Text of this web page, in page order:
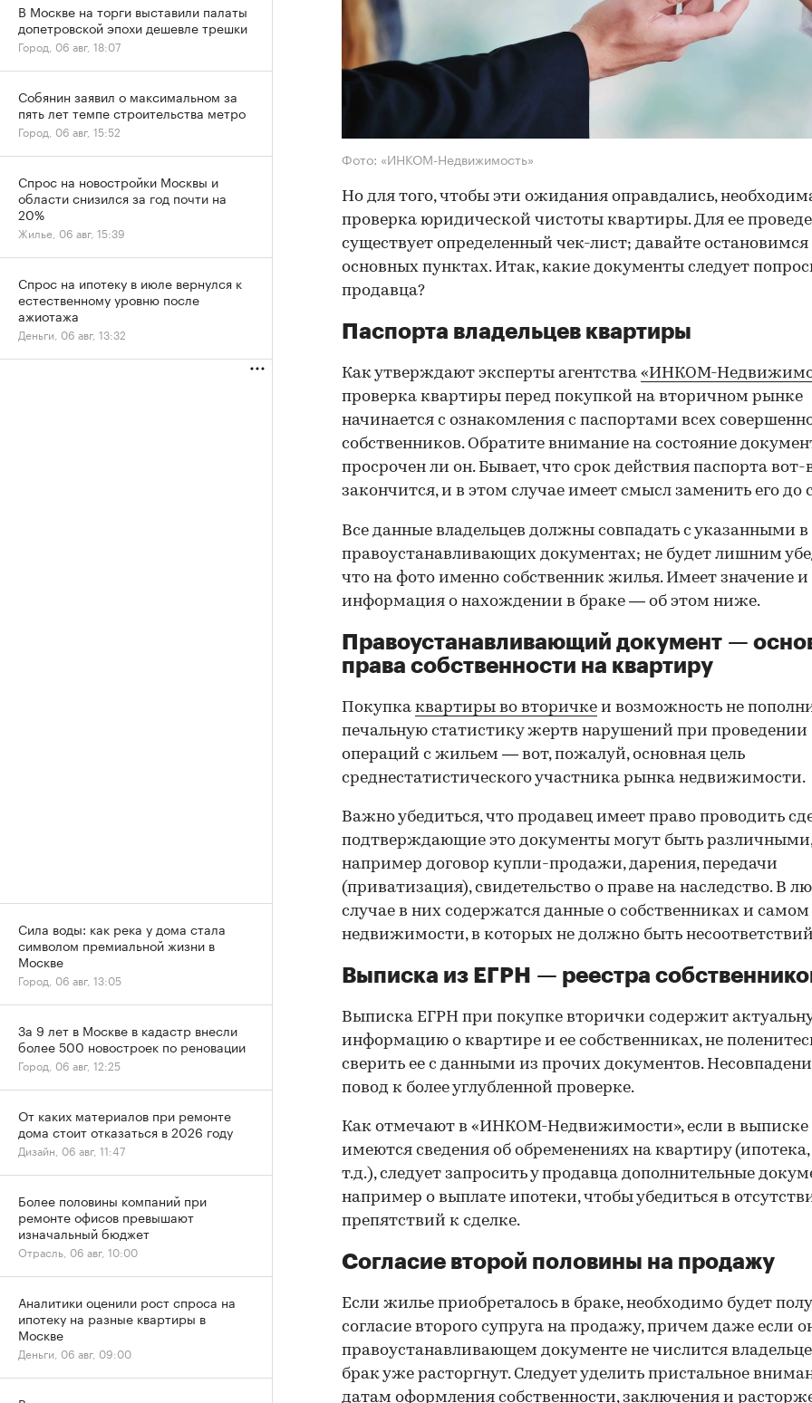
Фото: «ИНКОМ-Недвижимость»
Но для того, чтобы эти ожидания оправдались,
проверка юридической чистоты квартиры. Для ее
существует определенный чек-лист; давайте остановимся
основных пунктах. Итак, какие документы следует
продавца?
Паспорта владельцев квартиры
Как утверждают эксперты агентства «ИНКОМ-
проверка квартиры перед покупкой на вторичном рынке
начинается с ознакомления с паспортами всех
собственников. Обратите внимание на состояние
просрочен ли он. Бывает, что срок действия паспорта вот-
закончится, и в этом случае имеет смысл заменить его до
Все данные владельцев должны совпадать с указанными в
правоустанавливающих документах; не будет лишним
что на фото именно собственник жилья. Имеет значение и
информация о нахождении в браке — об этом ниже.
Правоустанавливающий документ —
права собственности на квартиру
Покупка квартиры во вторичке и возможность не
печальную статистику жертв нарушений при проведении
операций с жильем — вот, пожалуй, основная цель
среднестатистического участника рынка недвижимости.
Важно убедиться, что продавец имеет право проводить
подтверждающие это документы могут быть различными,
например договор купли-продажи, дарения, передачи
(приватизация), свидетельство о праве на наследство. В
случае в них содержатся данные о собственниках и самом
недвижимости, в которых не должно быть
Выписка из ЕГРН — реестра
Выписка ЕГРН при покупке вторички содержит
информацию о квартире и ее собственниках, не
сверить ее с данными из прочих документов.
повод к более углубленной проверке.
Как отмечают в «ИНКОМ-Недвижимости», если в выписке
имеются сведения об обременениях на квартиру (ипотека,
т.д.), следует запросить у продавца дополнительные
например о выплате ипотеки, чтобы убедиться в
препятствий к сделке.
Согласие второй половины на продажу
Если жилье приобреталось в браке, необходимо будет
согласие второго супруга на продажу, причем даже если
правоустанавливающем документе не числится
брак уже расторгнут. Следует уделить пристальное
датам оформления собственности, заключения и
В Москве на торги выставили палаты
допетровской эпохи дешевле трешки
Город, 06 авг, 18:07
Собянин заявил о максимальном за
пять лет темпе строительства метро
Город, 06 авг, 15:52
Спрос на новостройки Москвы и
области снизился за год почти на
20%
Жилье, 06 авг, 15:39
Спрос на ипотеку в июле вернулся к
естественному уровню после
ажиотажа
Деньги, 06 авг, 13:32
Сила воды: как река у дома стала
символом премиальной жизни в
Москве
Город, 06 авг, 13:05
За 9 лет в Москве в кадастр внесли
более 500 новостроек по реновации
Город, 06 авг, 12:25
От каких материалов при ремонте
дома стоит отказаться в 2026 году
Дизайн, 06 авг, 11:47
Более половины компаний при
ремонте офисов превышают
изначальный бюджет
Отрасль, 06 авг, 10:00
Аналитики оценили рост спроса на
ипотеку на разные квартиры в
Москве
Деньги, 06 авг, 09:00